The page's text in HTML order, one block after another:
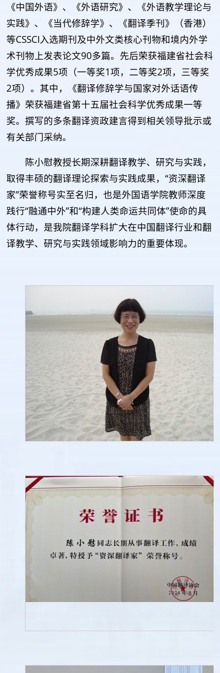
《中国外语》、《外语研究》、《外语教学理论与
实践》、《当代修辞学》、《翻译季刊》（香港）
等CSSCI入选期刊及中外文类核心刊物和境内外学
术刊物上发表论文90多篇。先后荣获福建省社会科
学优秀成果5项（一等奖1项，二等奖2项，三等奖
2项）。其中，《翻译修辞学与国家对外话语传
播》荣获福建省第十五届社会科学优秀成果一等
奖。撰写的多条翻译资政建言得到相关领导批示或
有关部门采纳。
陈小慰教授长期深耕翻译教学、研究与实践，
取得丰硕的翻译理论探索与实践成果，“资深翻译
家”荣誉称号实至名归，也是外国语学院教师深度
践行“融通中外”和“构建人类命运共同体”使命的具
体行动，是我院翻译学科扩大在中国翻译行业和翻
译教学、研究与实践领域影响力的重要体现。